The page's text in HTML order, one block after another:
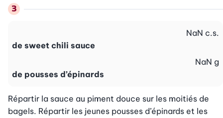
de sweet chili sauce
NaN c.s.
de pousses d’épinards
NaN g
Répartir la sauce au piment douce sur les moitiés de
bagels. Répartir les jeunes pousses d’épinards et les